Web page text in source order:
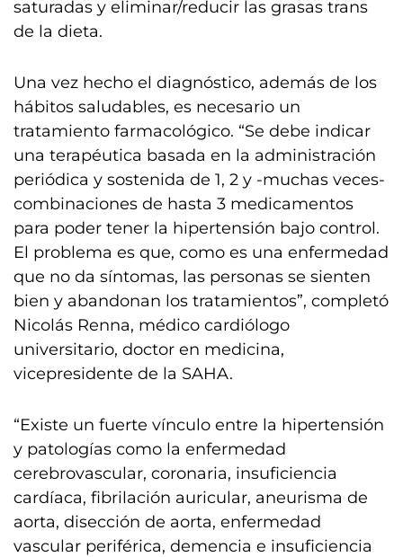
saturadas y eliminar/reducir las grasas trans
de la dieta.
Una vez hecho el diagnóstico, además de los
hábitos saludables, es necesario un
tratamiento farmacológico. “Se debe indicar
una terapéutica basada en la administración
periódica y sostenida de 1, 2 y -muchas veces-
combinaciones de hasta 3 medicamentos
para poder tener la hipertensión bajo control.
El problema es que, como es una enfermedad
que no da síntomas, las personas se sienten
bien y abandonan los tratamientos”, completó
Nicolás Renna, médico cardiólogo
universitario, doctor en medicina,
vicepresidente de la SAHA.
“Existe un fuerte vínculo entre la hipertensión
y patologías como la enfermedad
cerebrovascular, coronaria, insuficiencia
cardíaca, fibrilación auricular, aneurisma de
aorta, disección de aorta, enfermedad
vascular periférica, demencia e insuficiencia